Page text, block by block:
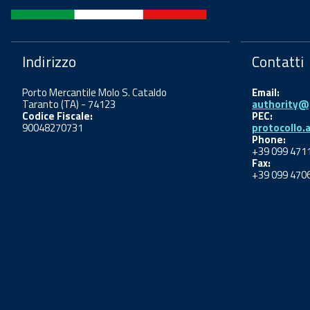
Indirizzo
Porto Mercantile Molo S. Cataldo
Taranto (TA) - 74123
Codice Fiscale:
90048270731
Contatti
Email:
PEC:
Phone:
+39 099
Fax:
+39 099